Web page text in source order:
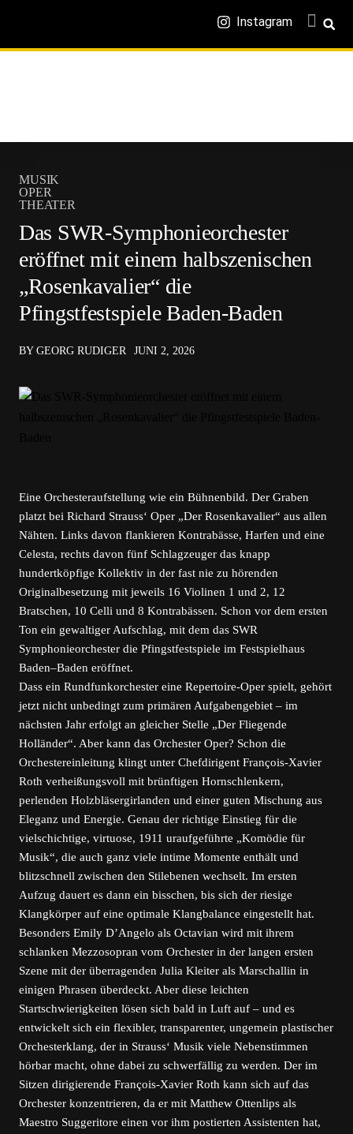
Instagram
MUSIK
OPER
THEATER
Das SWR-Symphonieorchester
eröffnet mit einem halbszenischen
„Rosenkavalier“ die
Pfingstfestspiele Baden-Baden
BY GEORG RUDIGER JUNI 2, 2026
Eine Orchesteraufstellung wie ein Bühnenbild. Der Graben
platzt bei Richard Strauss‘ Oper „Der Rosenkavalier“ aus allen
Nähten. Links davon flankieren Kontrabässe, Harfen und eine
Celesta, rechts davon fünf Schlagzeuger das knapp
hundertköpfige Kollektiv in der fast nie zu hörenden
Originalbesetzung mit jeweils 16 Violinen 1 und 2, 12
Bratschen, 10 Celli und 8 Kontrabässen. Schon vor dem ersten
Ton ein gewaltiger Aufschlag, mit dem das SWR
Symphonieorchester die Pfingstfestspiele im Festspielhaus
Baden–Baden eröffnet.
Dass ein Rundfunkorchester eine Repertoire-Oper spielt, gehört
jetzt nicht unbedingt zum primären Aufgabengebiet – im
nächsten Jahr erfolgt an gleicher Stelle „Der Fliegende
Holländer“. Aber kann das Orchester Oper? Schon die
Orchestereinleitung klingt unter Chefdirigent François-Xavier
Roth verheißungsvoll mit brünftigen Hornschlenkern,
perlenden Holzbläsergirlanden und einer guten Mischung aus
Eleganz und Energie. Genau der richtige Einstieg für die
vielschichtige, virtuose, 1911 uraufgeführte „Komödie für
Musik“, die auch ganz viele intime Momente enthält und
blitzschnell zwischen den Stilebenen wechselt. Im ersten
Aufzug dauert es dann ein bisschen, bis sich der riesige
Klangkörper auf eine optimale Klangbalance eingestellt hat.
Besonders Emily D’Angelo als Octavian wird mit ihrem
schlanken Mezzosopran vom Orchester in der langen ersten
Szene mit der überragenden Julia Kleiter als Marschallin in
einigen Phrasen überdeckt. Aber diese leichten
Startschwierigkeiten lösen sich bald in Luft auf – und es
entwickelt sich ein flexibler, transparenter, ungemein plastischer
Orchesterklang, der in Strauss‘ Musik viele Nebenstimmen
hörbar macht, ohne dabei zu schwerfällig zu werden. Der im
Sitzen dirigierende François-Xavier Roth kann sich auf das
Orchester konzentrieren, da er mit Matthew Ottenlips als
Maestro Suggeritore einen vor ihm postierten Assistenten hat,